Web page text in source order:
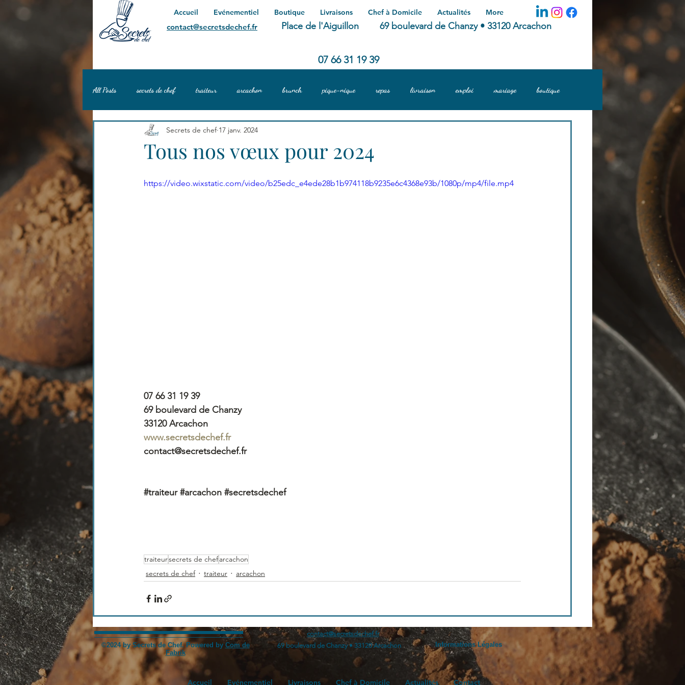
contact@secretsdechef.fr
Accueil Evénementiel Boutique Livraisons Chef à Domicile Actualités More
69 boulevard de Chanzy • 33120 Arcachon
Place de l'Aiguillon
07 66 31 19 39
All Posts secrets de chef traiteur arcachon brunch pique-nique repas livraison emploi mariage boutique
Tous nos vœux pour 2024
Secrets de chef 17 janv. 2024
https://video.wixstatic.com/video/b25edc_e4ede28b1b974118b9235e6c4368e93b/1080p/mp4/file.mp4
07 66 31 19 39
69 boulevard de Chanzy
33120 Arcachon
www.secretsdechef.fr
contact@secretsdechef.fr
#traiteur #arcachon #secretsdechef
traiteursecrets de chefarcachon
secrets de chef
traiteur arcachon
©2024 by Secrets de Chef. Powered by Com de
Fabrik
contact@secretsdechef.fr
69 boulevard de Chanzy • 33120 Arcachon
Informations Légales
Accueil Evénementiel Livraisons Chef à Domicile Actualités Contact